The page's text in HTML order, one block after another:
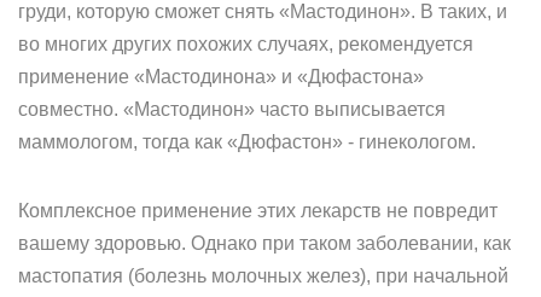
груди, которую сможет снять «Мастодинон». В таких, и
во многих других похожих случаях, рекомендуется
применение «Мастодинона» и «Дюфастона»
совместно. «Мастодинон» часто выписывается
маммологом, тогда как «Дюфастон» - гинекологом.
Комплексное применение этих лекарств не повредит
вашему здоровью. Однако при таком заболевании, как
мастопатия (болезнь молочных желез), при начальной